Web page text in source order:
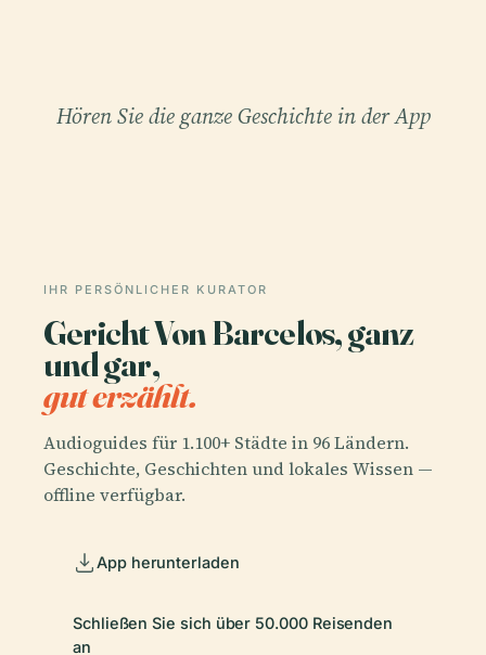
Hören Sie die ganze Geschichte in der App
IHR PERSÖNLICHER KURATOR
Gericht Von Barcelos, ganz
und gar,
gut erzählt.
Audioguides für 1.100+ Städte in 96 Ländern.
Geschichte, Geschichten und lokales Wissen —
offline verfügbar.
App herunterladen
Schließen Sie sich über 50.000 Reisenden
an